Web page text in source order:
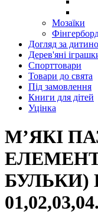
Мозаїки
Догляд за
Дерев'яні
Спорттовари
Товари до свята
Під замовлення
Книги для дітей
Уцінка
МʼЯКІ
БУЛЬКИ)